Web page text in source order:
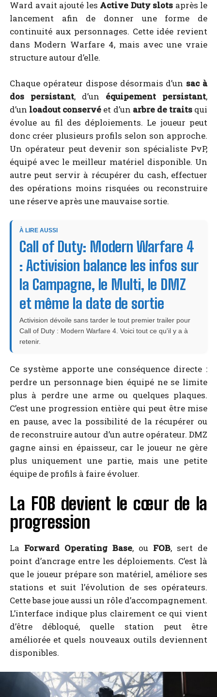
Ward avait ajouté les Active Duty slots après le
lancement afin de donner une forme de
continuité aux personnages. Cette idée revient
dans Modern Warfare 4, mais avec une vraie
structure autour d’elle.
Chaque opérateur dispose désormais d’un sac à
dos persistant, d’un équipement persistant,
d’un loadout conservé et d’un arbre de traitsqui
évolue au fil des déploiements. Le joueur peut
donc créer plusieurs profils selon son approche.
Un opérateur peut devenir son spécialiste PvP,
équipé avec le meilleur matériel disponible. Un
autre peut servir à récupérer du cash, effectuer
des opérations moins risquées ou reconstruire
une réserve après une mauvaise sortie.
À LIRE AUSSI
Call of Duty: Modern Warfare 4
: Activision balance les infos sur
la Campagne, le Multi, le DMZ
et même la date de sortie
Activision dévoile sans tarder le tout premier trailer pour
Call of Duty : Modern Warfare 4. Voici tout ce qu'il y a à
retenir.
Ce système apporte une conséquence directe :
perdre un personnage bien équipé ne se limite
plus à perdre une arme ou quelques plaques.
C’est une progression entière qui peut être mise
en pause, avec la possibilité de la récupérer ou
de reconstruire autour d’un autre opérateur. DMZ
gagne ainsi en épaisseur, car le joueur ne gère
plus uniquement une partie, mais une petite
équipe de profils à faire évoluer.
La FOB devient le cœur de la
progression
La Forward Operating Base, ou FOB, sert de
point d’ancrage entre les déploiements. C’est là
que le joueur prépare son matériel, améliore ses
stations et suit l’évolution de ses opérateurs.
Cette base joue aussi un rôle d’accompagnement.
L’interface indique plus clairement ce qui vient
d’être débloqué, quelle station peut être
améliorée et quels nouveaux outils deviennent
disponibles.